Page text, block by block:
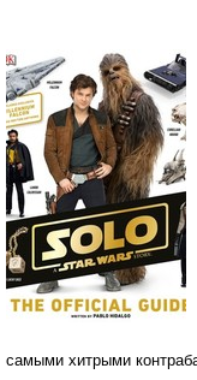
самыми хитрыми